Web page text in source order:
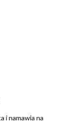
i namawia na